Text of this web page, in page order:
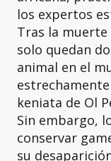
los expertos
Tras la muerte
solo quedan
animal en el
keniata de Ol
Sin embargo,
conservar
su